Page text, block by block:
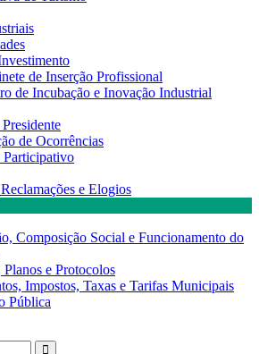
de Inserção Profissional
de Incubação e Inovação Industrial
de Ocorrências
Participativo
e Elogios
Composição Social e Funcionamento do
Planos e Protocolos
Impostos, Taxas e Tarifas Municipais
Pública